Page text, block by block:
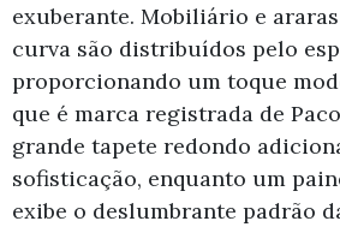
exuberante. Mobiliário e
curva são distribuídos pelo
proporcionando um toque
que é marca registrada de
grande tapete redondo
sofisticação, enquanto um
exibe o deslumbrante padrão